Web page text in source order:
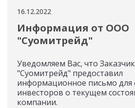
16.12.2022
Информация от ООО
"Суомитрейд"
Уведомляем Вас, что
"Суомитрейд" предоставил
информационное письмо для
инвесторов о текущем
компании.